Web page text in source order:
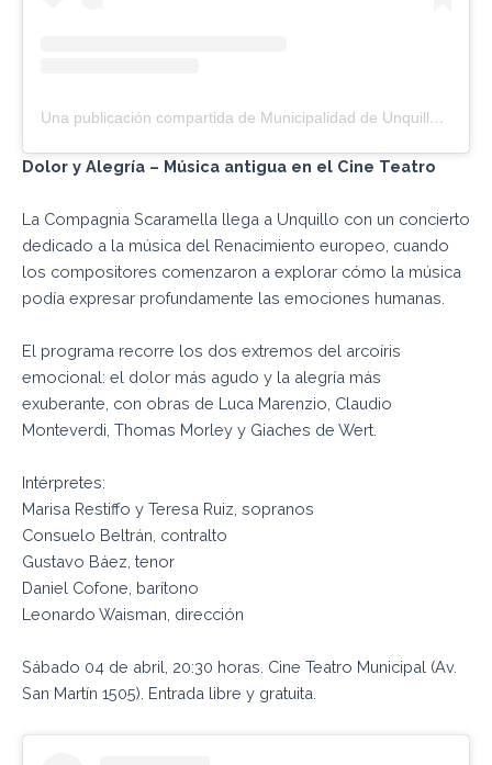
Una publicación compartida de Municipalidad de Unquillo (@muniunquillo)
Dolor y Alegría – Música antigua en el Cine Teatro
La Compagnia Scaramella llega a Unquillo con un concierto
dedicado a la música del Renacimiento europeo, cuando
los compositores comenzaron a explorar cómo la música
podía expresar profundamente las emociones humanas.
El programa recorre los dos extremos del arcoíris
emocional: el dolor más agudo y la alegría más
exuberante, con obras de Luca Marenzio, Claudio
Monteverdi, Thomas Morley y Giaches de Wert.
Intérpretes:
Marisa Restiffo y Teresa Ruiz, sopranos
Consuelo Beltrán, contralto
Gustavo Báez, tenor
Daniel Cofone, barítono
Leonardo Waisman, dirección
Sábado 04 de abril, 20:30 horas. Cine Teatro Municipal (Av.
San Martín 1505). Entrada libre y gratuita.